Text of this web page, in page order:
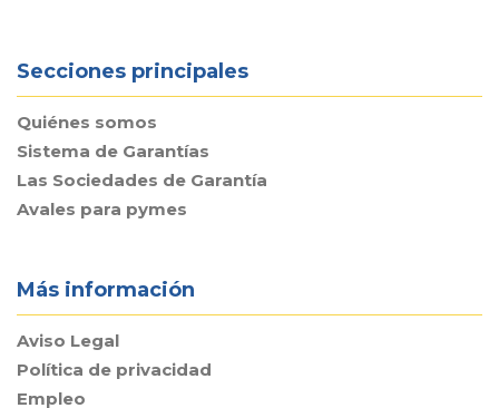
Secciones principales
Quiénes somos
Sistema de Garantías
Las Sociedades de Garantía
Avales para pymes
Más información
Aviso Legal
Política de privacidad
Empleo